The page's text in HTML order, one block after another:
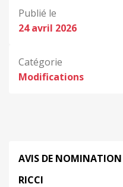
Publié le
24 avril 2026
Catégorie
Modifications
AVIS DE NOMINATION
RICCI